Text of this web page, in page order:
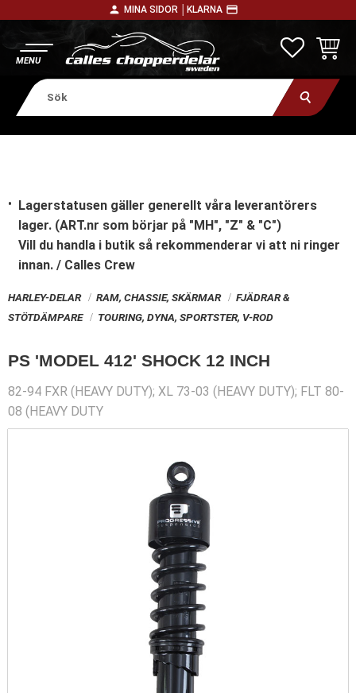
person MINA SIDOR │ KLARNA payment
Lagerstatusen gäller generellt våra leverantörers
lager. (ART.nr som börjar på "MH", "Z" & "C")
Vill du handla i butik så rekommenderar vi att ni ringer
innan. / Calles Crew
HARLEY-DELAR RAM, CHASSIE, SKÄRMAR
FJÄDRAR &
STÖTDÄMPARE
TOURING, DYNA, SPORTSTER, V-ROD
PS 'MODEL 412' SHOCK 12 INCH
82-94 FXR (HEAVY DUTY); XL 73-03 (HEAVY DUTY); FLT 80-
08 (HEAVY DUTY